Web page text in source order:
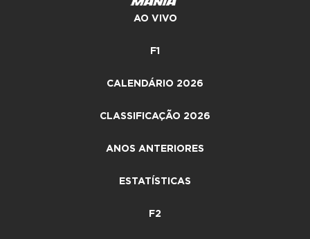
AO VIVO
F1
CALENDÁRIO 2026
CLASSIFICAÇÃO 2026
ANOS ANTERIORES
ESTATÍSTICAS
F2